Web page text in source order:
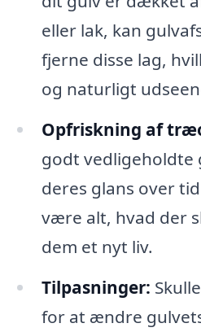
eller lak, kan
fjerne disse lag,
og naturligt
Opfriskning af
godt vedligeholdte
deres glans over
være alt, hvad der
dem et nyt liv.
Tilpasninger:
for at ændre